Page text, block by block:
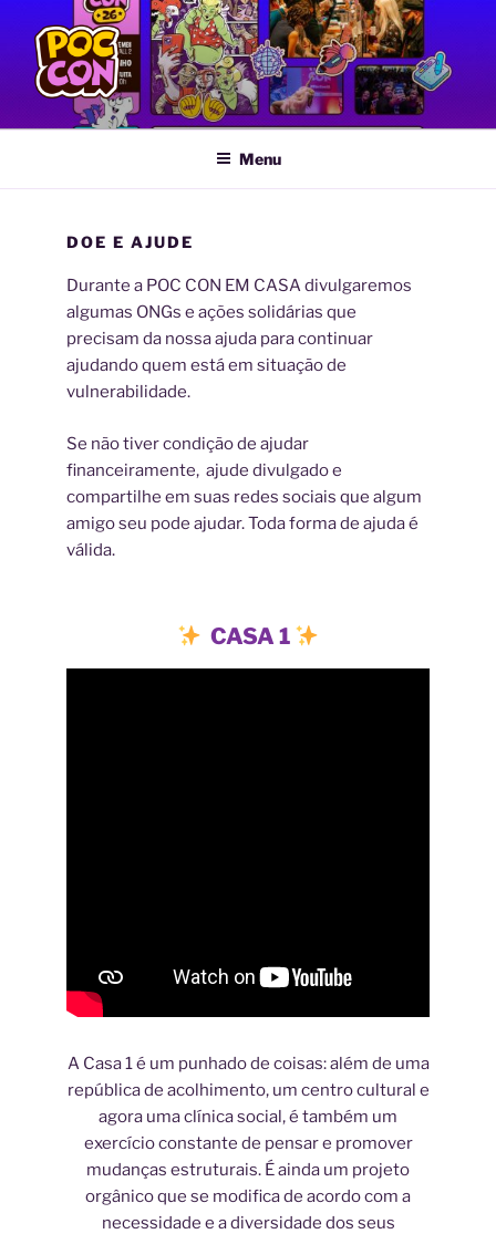
conteúdo
POC CON
Feira LGBTQIA+ de Quadrinhos e Artes Gráficas
Menu
DOE E AJUDE
Durante a POC CON EM CASA divulgaremos
algumas ONGs e ações solidárias que
precisam da nossa ajuda para continuar
ajudando quem está em situação de
vulnerabilidade.
Se não tiver condição de ajudar
financeiramente, ajude divulgado e
compartilhe em suas redes sociais que algum
amigo seu pode ajudar. Toda forma de ajuda é
válida.
CASA 1
A Casa 1 é um punhado de coisas: além de uma
república de acolhimento, um centro cultural e
agora uma clínica social, é também um
exercício constante de pensar e promover
mudanças estruturais. É ainda um projeto
orgânico que se modifica de acordo com a
necessidade e a diversidade dos seus